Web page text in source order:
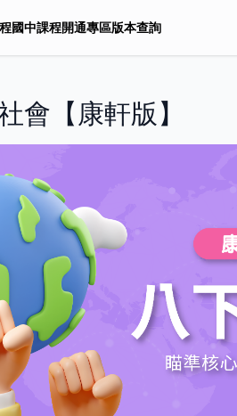
國中課程開通專區版本查詢
會【康軒版】